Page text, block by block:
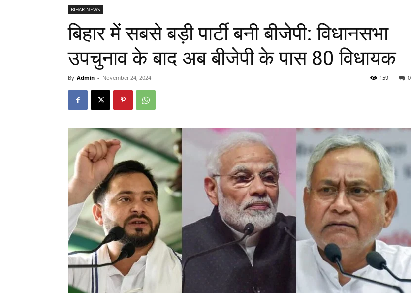
BIHAR NEWS
बिहार में सबसे बड़ी पार्टी बनी बीजेपी: विधानसभा
उपचुनाव के बाद अब बीजेपी के पास 80 विधायक
By Admin - November 24, 2024 0
159